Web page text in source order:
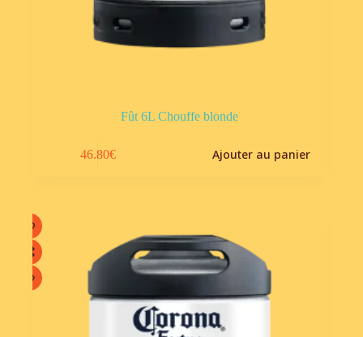
Fût 6L Chouffe blonde
46.80€ Ajouter au panier